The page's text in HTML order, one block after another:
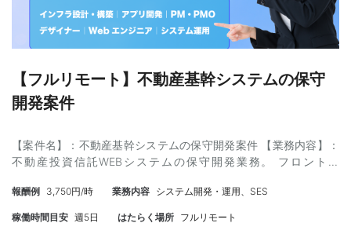
【フルリモート】不動産基幹システムの保守
開発案件
【案件名】：不動産基幹システムの保守開発案件 【業務内容】：
不動産投資信託WEBシステムの保守開発業務。 フロント：
バサイドの開発となります。 【スキル】： ＜必須＞ ・WEB開
発経験 ・Spring Bootでの開発経験2年以上、 ・コミュニケーショ
報酬例 3,750円/時 業務内容 システム開発・運用、SES
稼働時間目安 週5日 はたらく場所 フルリモート